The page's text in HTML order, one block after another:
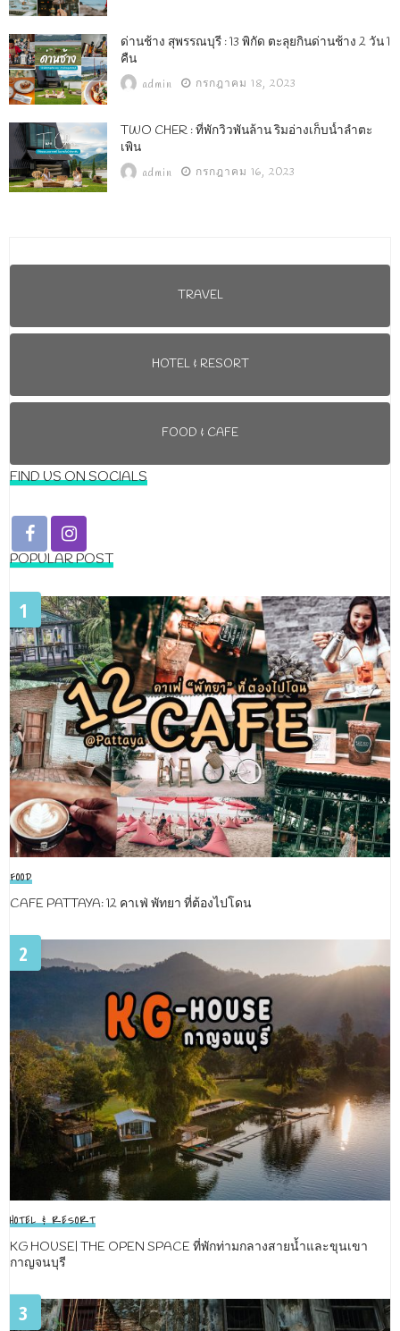
ด่านช้าง สุพรรณบุรี : 13 พิกัด ตะลุยกินด่านช้าง 2 วัน 1
คืน
admin กรกฎาคม 18, 2023
TWO CHER : ที่พักวิวพันล้าน ริมอ่างเก็บน้ำลำตะ
เพิน
admin กรกฎาคม 16, 2023
TRAVEL
HOTEL & RESORT
FOOD & CAFE
FIND US ON SOCIALS
POPULAR POST
1
FOOD
CAFE PATTAYA: 12 คาเฟ่ พัทยา ที่ต้องไปโดน
2
HOTEL & RESORT
KG HOUSE| THE OPEN SPACE ที่พักท่ามกลางสายน้ำและขุนเขา
กาญจนบุรี
3